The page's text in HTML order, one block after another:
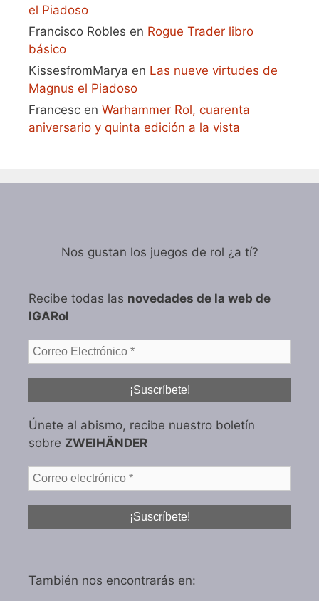
el Piadoso
Francisco Robles en Rogue Trader libro
básico
KissesfromMarya en Las nueve virtudes de
Magnus el Piadoso
Francesc en Warhammer Rol, cuarenta
aniversario y quinta edición a la vista
Nos gustan los juegos de rol ¿a tí?
Recibe todas las novedades de la web de
IGARol
Únete al abismo, recibe nuestro boletín
sobre ZWEIHÄNDER
También nos encontrarás en: